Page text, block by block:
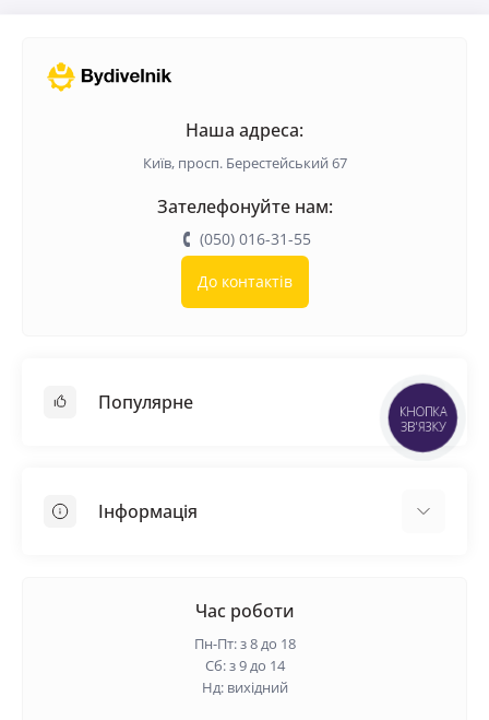
Наша адреса:
Київ, просп. Берестейський 67
Зателефонуйте нам:
(050) 016-31-55
До контактів
Популярне
Самовирівнююча суміш
Інформація
Гарантія та повернення
Час роботи
Пн-Пт: з 8 до 18
Сб: з 9 до 14
Нд: вихідний
КНОПКА
ЗВ'ЯЗКУ